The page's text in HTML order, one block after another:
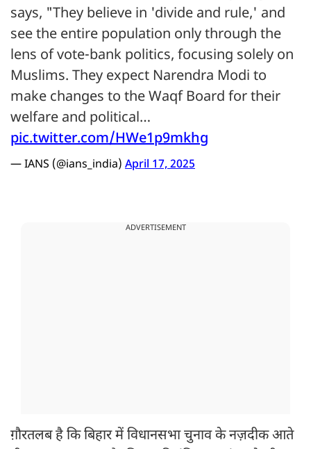
says, "They believe in 'divide and rule,' and
see the entire population only through the
lens of vote-bank politics, focusing solely on
Muslims. They expect Narendra Modi to
make changes to the Waqf Board for their
welfare and political…
pic.twitter.com/HWe1p9mkhg
— IANS (@ians_india) April 17, 2025
ADVERTISEMENT
ग़ौरतलब है कि बिहार में विधानसभा चुनाव के नज़दीक आते